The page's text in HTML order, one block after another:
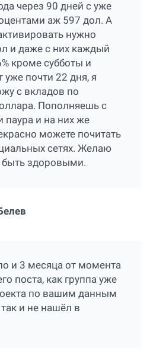
через 90 дней с уже
аж 597 дол. А
нужно
и даже с них каждый
кроме субботы и
уже почти 22 дня, я
с вкладов по
Пополняешь с
паура и на них же
можете почитать
сетях. Желаю
быть здоровыми.
и 3 месяца от момента
поста, как группа уже
по вашим данным
и не нашёл в